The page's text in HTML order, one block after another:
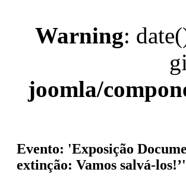
Warning:
joomla/
Evento: 'Exposição
extinção: Vamos salvá-los!’'